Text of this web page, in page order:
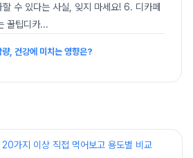
수 있다는 사실, 잊지 마세요! 6. 디카페
꿀팁디카...
량, 건강에 미치는 영향은?
20가지 이상 직접 먹어보고 용도별 비교